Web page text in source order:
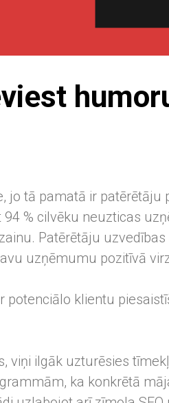
jo tā pamatā ir patērētāju
% cilvēku neuzticas
Patērētāju
uzņēmumu pozitīvā
potenciālo klientu
viņi ilgāk uzturēsies
ka konkrētā